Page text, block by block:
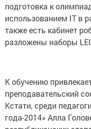
подготовка к
использованием IT в
также есть кабинет
разложены наборы
К обучению
преподавательский
Кстати, среди
года-2014» Алла